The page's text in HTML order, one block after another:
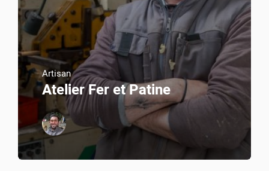
Artisan
Atelier Fer et Patine